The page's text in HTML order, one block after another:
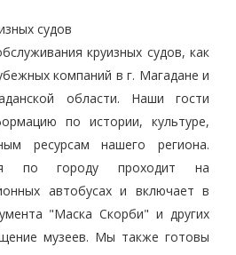
судов
круизных судов, как
компаний в г. Магадане и
области. Наши гости
по истории, культуре,
ресурсам нашего региона.
по городу проходит на
автобусах и включает в
"Маска Скорби" и других
музеев. Мы также готовы